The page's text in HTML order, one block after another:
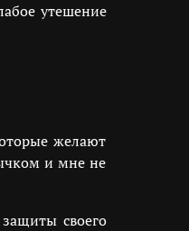
утешение
желают
и мне не
своего